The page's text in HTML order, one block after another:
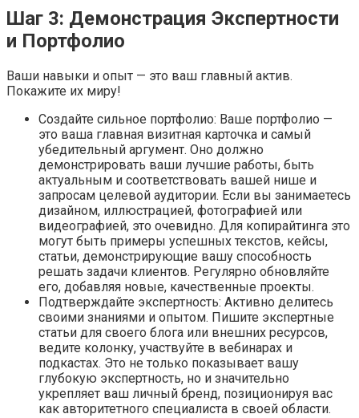
Шаг 3: Демонстрация Экспертности
и Портфолио
Ваши навыки и опыт — это ваш главный актив.
Покажите их миру!
Создайте сильное портфолио: Ваше портфолио —
это ваша главная визитная карточка и самый
убедительный аргумент. Оно должно
демонстрировать ваши лучшие работы, быть
актуальным и соответствовать вашей нише и
запросам целевой аудитории. Если вы занимаетесь
дизайном, иллюстрацией, фотографией или
видеографией, это очевидно. Для копирайтинга это
могут быть примеры успешных текстов, кейсы,
статьи, демонстрирующие вашу способность
решать задачи клиентов. Регулярно обновляйте
его, добавляя новые, качественные проекты.
Подтверждайте экспертность: Активно делитесь
своими знаниями и опытом. Пишите экспертные
статьи для своего блога или внешних ресурсов,
ведите колонку, участвуйте в вебинарах и
подкастах. Это не только показывает вашу
глубокую экспертность, но и значительно
укрепляет ваш личный бренд, позиционируя вас
как авторитетного специалиста в своей области.